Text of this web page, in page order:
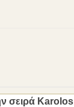
σειρά Karolos